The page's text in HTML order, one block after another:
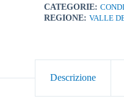
CATEGORIE:
REGIONE: VALLE
Descrizione